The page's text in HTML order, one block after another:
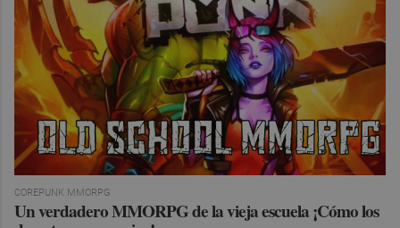
COREPUNK MMORPG
Un verdadero MMORPG de la vieja escuela ¡Cómo los